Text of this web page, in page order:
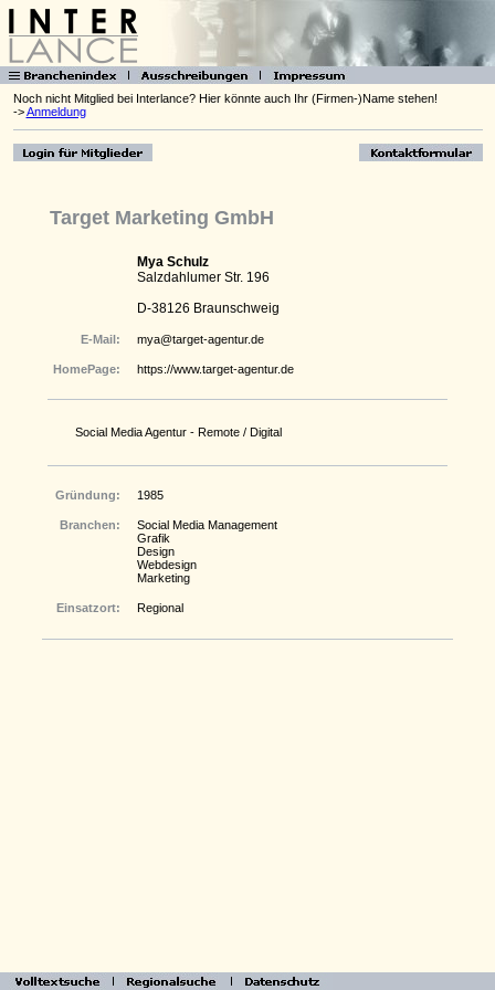
Noch nicht Mitglied bei Interlance? Hier könnte auch Ihr (Firmen-)Name stehen!
->Anmeldung
Target Marketing GmbH
Mya Schulz
Salzdahlumer Str. 196
D-38126 Braunschweig
E-Mail: mya@target-agentur.de
HomePage: https://www.target-agentur.de
Social Media Agentur - Remote / Digital
Gründung: 1985
Branchen:
Social Media Management
Grafik
Design
Webdesign
Marketing
Einsatzort: Regional